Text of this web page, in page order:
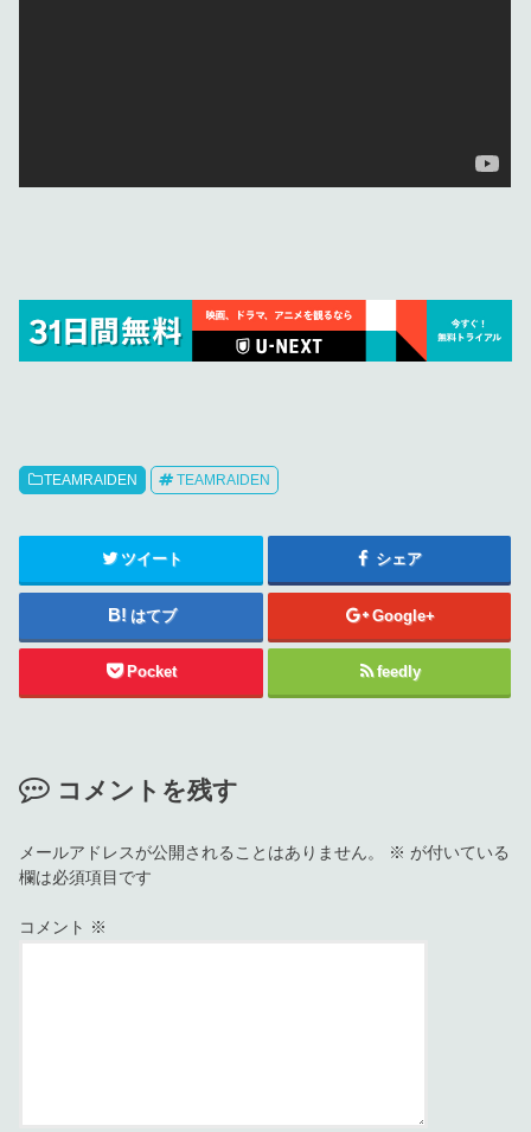
TEAMRAIDEN TEAMRAIDEN
ツイート シェア
はてブ Google+
Pocket feedly
コメントを残す
メールアドレスが公開されることはありません。 ※ が付いている
欄は必須項目です
コメント ※